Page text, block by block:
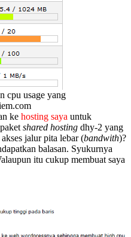
cpu usage yang
ke hosting saya untuk
shared hosting dhy-2 yang
jalur pita lebar (bandwith)?
balasan. Syukurnya
itu cukup membuat saya